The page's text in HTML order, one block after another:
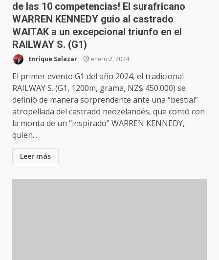
de las 10 competencias! El surafricano
WARREN KENNEDY guio al castrado
WAITAK a un excepcional triunfo en el
RAILWAY S. (G1)
Enrique Salazar enero 2, 2024
El primer evento G1 del año 2024, el tradicional
RAILWAY S. (G1, 1200m, grama, NZ$ 450.000) se
definió de manera sorprendente ante una “bestial”
atropellada del castrado neozelandés, que contó con
la monta de un “inspirado” WARREN KENNEDY,
quien...
Leer más